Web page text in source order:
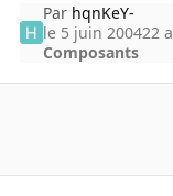
Par hqnKeY-
le 5 juin 200422 a
Composants